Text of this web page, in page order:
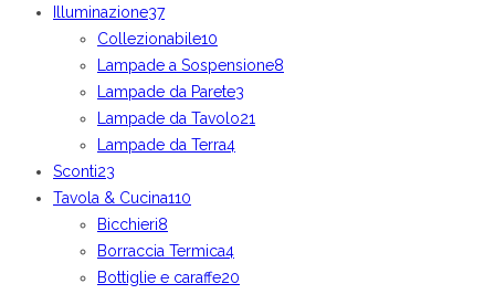
Illuminazione37
Collezionabile10
Lampade a Sospensione8
Lampade da Parete3
Lampade da Tavolo21
Lampade da Terra4
Sconti23
Tavola & Cucina110
Bicchieri8
Borraccia Termica4
Bottiglie e caraffe20